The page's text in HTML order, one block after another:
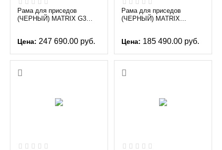
Рама для приседов
(ЧЕРНЫЙ) MATRIX G3
Цена: 247 690.00 руб.
Рама для приседов
(ЧЕРНЫЙ) MATRIX
Цена: 185 490.00 руб.